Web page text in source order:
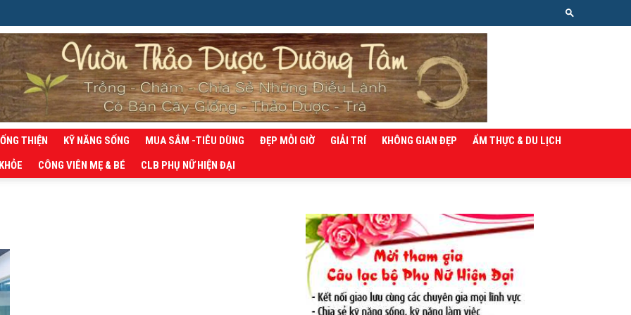
THIỆN KỸ NĂNG SỐNG MUA SẮM -TIÊU DÙNG ĐẸP MỖI GIỜ GIẢI TRÍ KHÔNG GIAN ĐẸP
ẨM THỰC & DU LỊCH
CÔNG VIÊN MẸ & BÉ CLB PHỤ NỮ HIỆN ĐẠI